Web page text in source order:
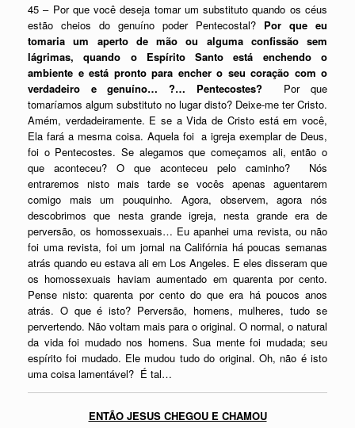
45 – Por que você deseja tomar um substituto quando os céus
estão cheios do genuíno poder Pentecostal? Por que eu
tomaria um aperto de mão ou alguma confissão sem
lágrimas, quando o Espírito Santo está enchendo o
ambiente e está pronto para encher o seu coração com o
verdadeiro e genuíno… ?… Pentecostes? Por que
tomaríamos algum substituto no lugar disto? Deixe-me ter Cristo.
Amém, verdadeiramente. E se a Vida de Cristo está em você,
Ela fará a mesma coisa. Aquela foi a igreja exemplar de Deus,
foi o Pentecostes. Se alegamos que começamos ali, então o
que aconteceu? O que aconteceu pelo caminho? Nós
entraremos nisto mais tarde se vocês apenas aguentarem
comigo mais um pouquinho. Agora, observem, agora nós
descobrimos que nesta grande igreja, nesta grande era de
perversão, os homossexuais… Eu apanhei uma revista, ou não
foi uma revista, foi um jornal na Califórnia há poucas semanas
atrás quando eu estava ali em Los Angeles. E eles disseram que
os homossexuais haviam aumentado em quarenta por cento.
Pense nisto: quarenta por cento do que era há poucos anos
atrás. O que é isto? Perversão, homens, mulheres, tudo se
pervertendo. Não voltam mais para o original. O normal, o natural
da vida foi mudado nos homens. Sua mente foi mudada; seu
espírito foi mudado. Ele mudou tudo do original. Oh, não é isto
uma coisa lamentável? É tal…
ENTÃO JESUS CHEGOU E CHAMOU